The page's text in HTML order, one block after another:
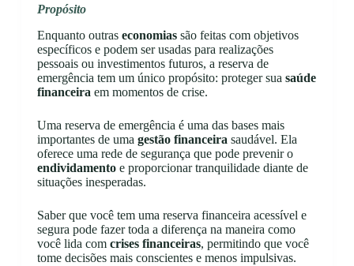
Propósito
Enquanto outras economiassão feitas com objetivos
específicos e podem ser usadas para realizações
pessoais ou investimentos futuros, a reserva de
emergência tem um único propósito: proteger sua saúde
financeira em momentos de crise.
Uma reserva de emergência é uma das bases mais
importantes de uma gestão financeira saudável. Ela
oferece uma rede de segurança que pode prevenir o
endividamentoe proporcionar tranquilidade diante de
situações inesperadas.
Saber que você tem uma reserva financeira acessível e
segura pode fazer toda a diferença na maneira como
você lida com crises financeiras, permitindo que você
tome decisões mais conscientes e menos impulsivas.